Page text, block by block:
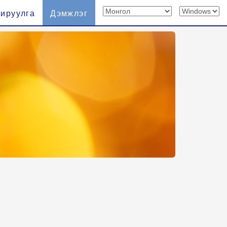
Дэмжлэг